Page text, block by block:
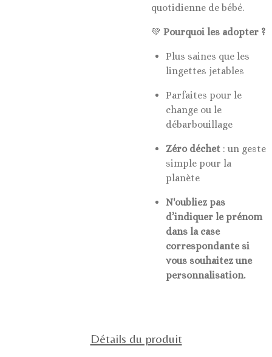
quotidienne de bébé.
💚 Pourquoi les adopter ?
Plus saines que les
lingettes jetables
Parfaites pour le
change ou le
débarbouillage
Zéro déchet : un geste
simple pour la
planète
N'oubliez pas
d’indiquer le prénom
dans la case
correspondante si
vous souhaitez une
personnalisation.
Détails du produit